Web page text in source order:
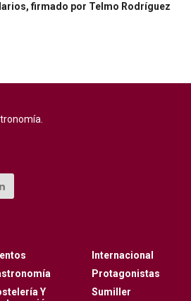
firmado por Telmo Rodríguez
Y
Internacional
Protagonistas
Sumiller